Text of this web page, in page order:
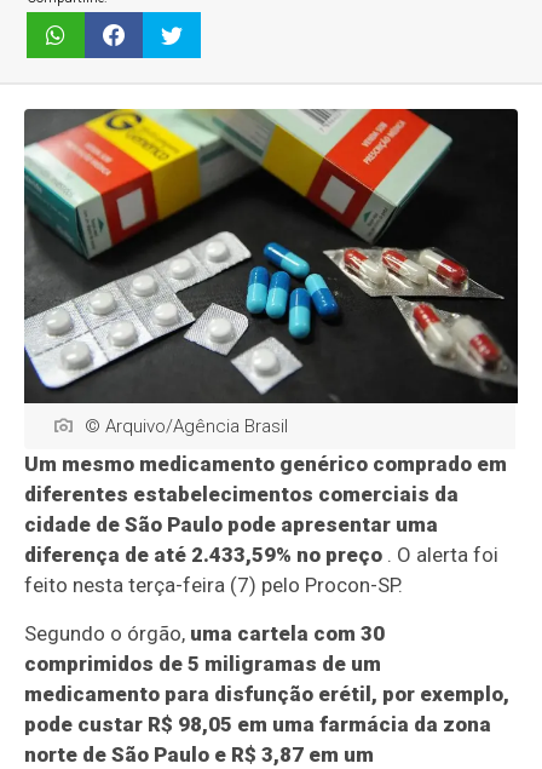
© Arquivo/Agência Brasil
Um mesmo medicamento genérico comprado em
diferentes estabelecimentos comerciais da
cidade de São Paulo pode apresentar uma
diferença de até 2.433,59% no preço . O alerta foi
feito nesta terça-feira (7) pelo Procon-SP.
Segundo o órgão, uma cartela com 30
comprimidos de 5 miligramas de um
medicamento para disfunção erétil, por exemplo,
pode custar R$ 98,05 em uma farmácia da zona
norte de São Paulo e R$ 3,87 em um